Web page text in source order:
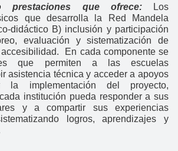
prestaciones que ofrece:
Los
que desarrolla la Red Mandela
didáctico B) inclusión y participación
evaluación y sistematización de
En cada componente se
que permiten a las escuelas
asistencia técnica y acceder a apoyos
la implementación del proyecto,
institución pueda responder a sus
y a compartir sus experiencias
logros, aprendizajes y